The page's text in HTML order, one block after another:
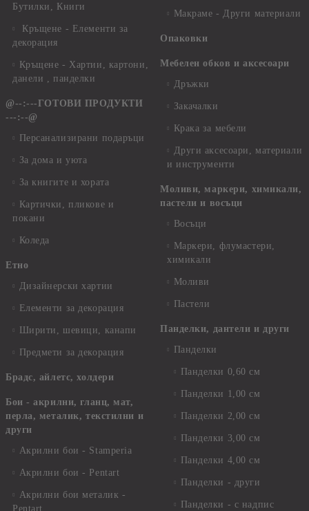
Бутилки, Книги
Кръщене - Елементи за
декорация
Кръщене - Хартии, картони,
данели , панделки
@--:---ГОТОВИ ПРОДУКТИ
---:--@
Персанализирани подаръци
За дома и уюта
За книгите и хората
Картички, пликове и
покани
Коледа
Етно
Дизайнерски хартии
Елементи за декорация
Ширити, шевици, канапи
Предмети за декорация
Брадс, айлетс, холдери
Бои - акрилни, гланц, мат,
перла, металик, текстилни и
други
Акрилни бои - Stamperia
Акрилни бои - Pentart
Акрилни бои металик -
Pentart
Макраме - Други материали
Опаковки
Мебелен обков и аксесоари
Дръжки
Закачалки
Крака за мебели
Други аксесоари, материали
и инструменти
Моливи, маркери, химикали,
пастели и восъци
Восъци
Маркери, флумастери,
химикали
Моливи
Пастели
Панделки, дантели и други
Панделки
Панделки 0,60 см
Панделки 1,00 см
Панделки 2,00 см
Панделки 3,00 см
Панделки 4,00 см
Панделки - други
Панделки - с надпис